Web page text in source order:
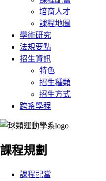
培育人才
課程地圖
學術研究
法規要點
招生資訊
特色
招生種類
招生方式
跨系學程
:::
課程規劃
課程配當